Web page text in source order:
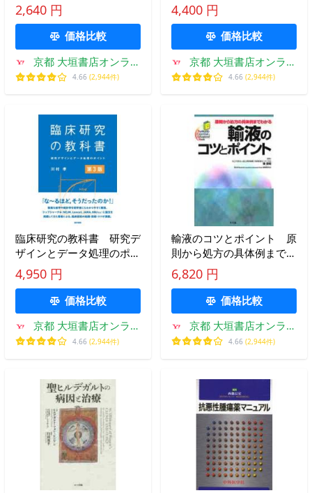
2,640 円
価格比較
京都 大垣書店オンライ
ン
4.66 (2,944件)
4,400 円
価格比較
京都 大垣書店オンライ
ン
4.66 (2,944件)
臨床研究の教科書 研究デ
ザインとデータ処理のポイ
ント / 川村孝
4,950 円
価格比較
京都 大垣書店オンライ
ン
4.66 (2,944件)
輸液のコツとポイント 原
則から処方の具体例までわ
かる / 畑 啓昭 編集
6,820 円
価格比較
京都 大垣書店オンライ
ン
4.66 (2,944件)